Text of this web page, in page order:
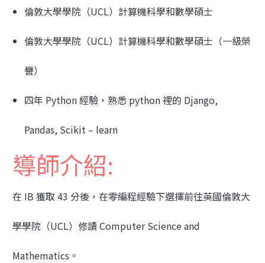
倫敦大學學院（UCL）計算機科學和數學碩士
倫敦大學學院（UCL）計算機科學和數學碩士（一級榮
譽）
四年 Python 經驗，熟悉 python 裡的 Django,
Pandas, Scikit – learn
導師介紹:
在 IB 獲取 43 分後，在零編程經驗下選擇前往英國倫敦大
學學院（UCL）修讀 Computer Science and
Mathematics。